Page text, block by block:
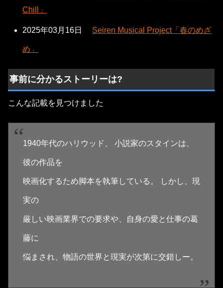
Chill」
2025年03月16日 Seiren Musical Project「春のめざ
め」
事前に分かるストーリーは?
こんな記載を見つけました
1940年代のハリウッド、 小説家のスタインは、
彼の作品を
映画化するため脚本を執筆している。 しかし、現
実の
厳しい映画業界での要求や、自身の愛と仕事の葛
藤に
悩まされ、物語の世界と現実が次第に交錯しー。